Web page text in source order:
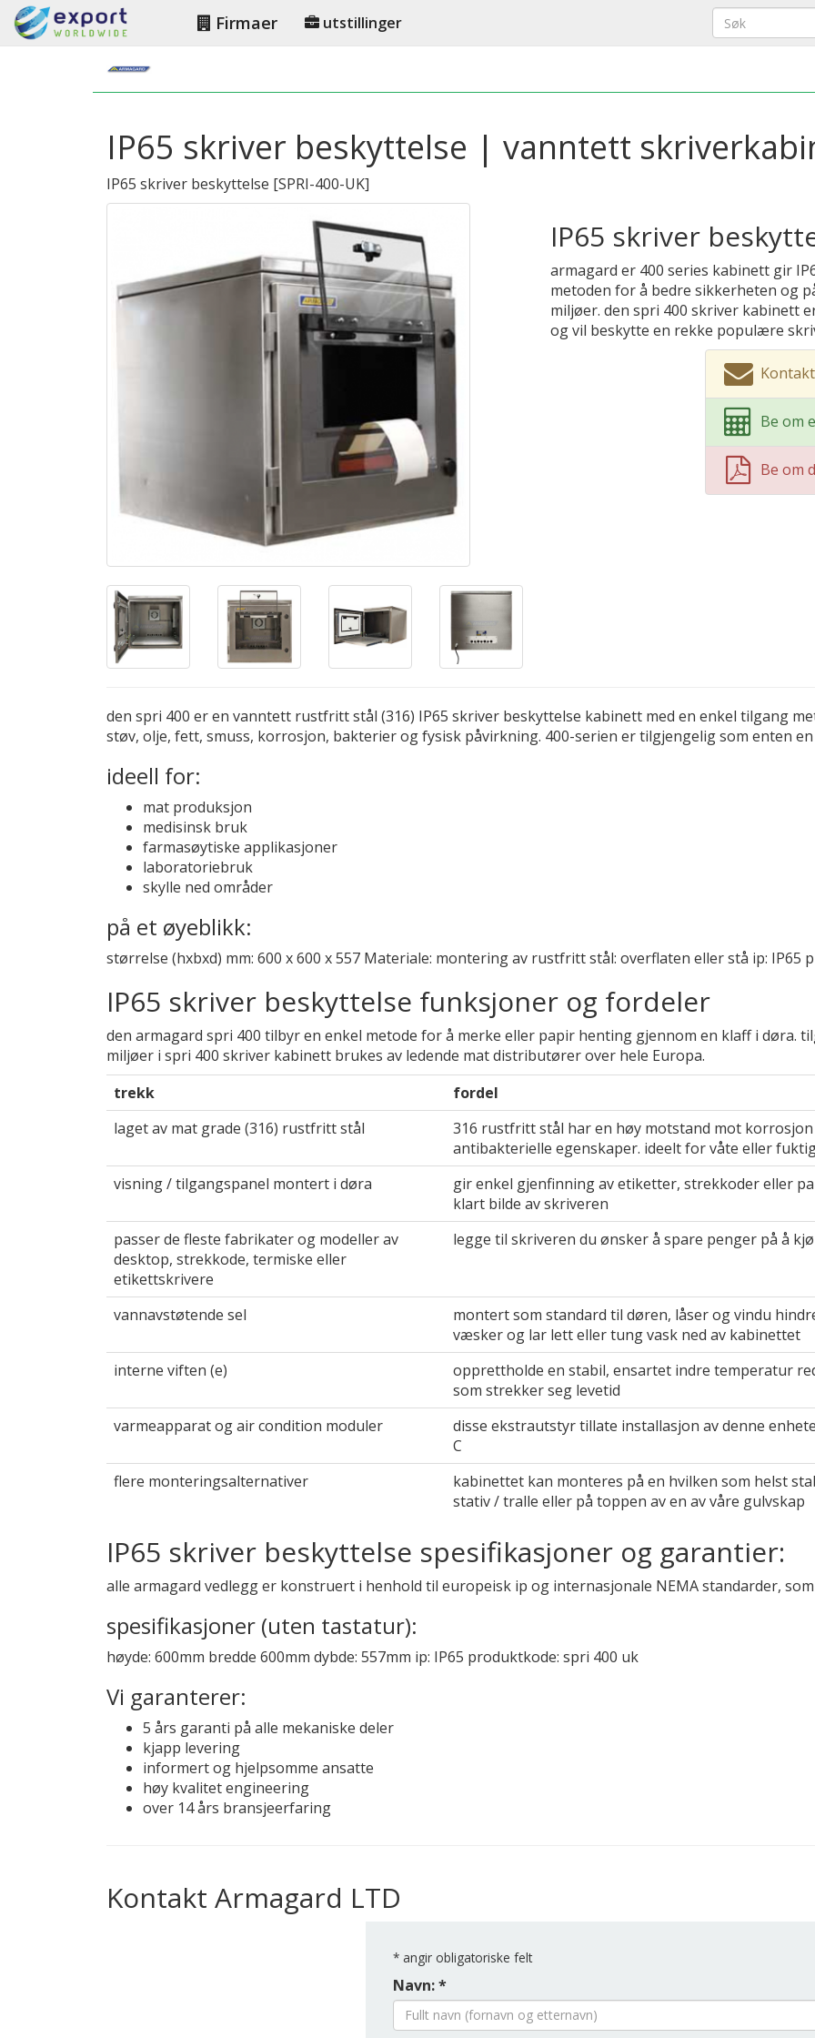
Firmaer utstillinger
IP65 skriver beskyttelse | vanntett
IP65 skriver beskyttelse [SPRI-400-UK]
IP65 skriver
armagard er 400 series kabinett gir
metoden for å bedre sikkerheten og
miljøer. den spri 400 skriver kabinett
og vil beskytte en rekke populære
Be om
Be om
den spri 400 er en vanntett rustfritt stål (316) IP65 skriver beskyttelse kabinett med en enkel tilgang
støv, olje, fett, smuss, korrosjon, bakterier og fysisk påvirkning. 400-serien er tilgjengelig som enten
ideell for:
mat produksjon
medisinsk bruk
farmasøytiske applikasjoner
laboratoriebruk
skylle ned områder
på et øyeblikk:
størrelse (hxbxd) mm: 600 x 600 x 557 Materiale: montering av rustfritt stål: overflaten eller stå ip: IP65
IP65 skriver beskyttelse funksjoner og fordeler
den armagard spri 400 tilbyr en enkel metode for å merke eller papir henting gjennom en klaff i døra.
miljøer i spri 400 skriver kabinett brukes av ledende mat distributører over hele Europa.
trekk
fordel
laget av mat grade (316) rustfritt stål
316 rustfritt stål har en høy motstand mot
antibakterielle egenskaper. ideelt for våte eller
visning / tilgangspanel montert i døra
gir enkel gjenfinning av etiketter, strekkoder eller
klart bilde av skriveren
passer de fleste fabrikater og modeller av
desktop, strekkode, termiske eller
etikettskrivere
legge til skriveren du ønsker å spare penger på å
vannavstøtende sel
montert som standard til døren, låser og vindu
væsker og lar lett eller tung vask ned av kabinettet
interne viften (e)
opprettholde en stabil, ensartet indre temperatur
som strekker seg levetid
varmeapparat og air condition moduler
disse ekstrautstyr tillate installasjon av denne
C
flere monteringsalternativer
kabinettet kan monteres på en hvilken som helst
stativ / tralle eller på toppen av en av våre gulvskap
IP65 skriver beskyttelse spesifikasjoner og garantier:
alle armagard vedlegg er konstruert i henhold til europeisk ip og internasjonale NEMA standarder,
spesifikasjoner (uten tastatur):
høyde: 600mm bredde 600mm dybde: 557mm ip: IP65 produktkode: spri 400 uk
Vi garanterer:
5 års garanti på alle mekaniske deler
kjapp levering
informert og hjelpsomme ansatte
høy kvalitet engineering
over 14 års bransjeerfaring
Kontakt Armagard LTD
* angir obligatoriske felt
Navn: *